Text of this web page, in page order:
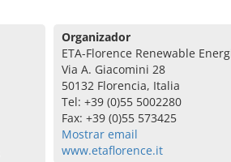
Organizador
ETA-Florence Renewable
Via A. Giacomini 28
50132 Florencia, Italia
Tel: +39 (0)55 5002280
Fax: +39 (0)55 573425
Mostrar email
www.etaflorence.it